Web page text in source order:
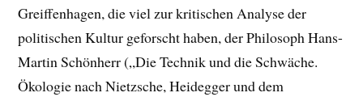
Greiffenhagen, die viel zur kritischen Analyse der
politischen Kultur geforscht haben, der Philosoph Hans-
Martin Schönherr („Die Technik und die Schwäche.
Ökologie nach Nietzsche, Heidegger und dem